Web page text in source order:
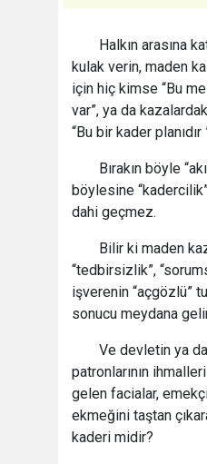
Halkın arasına
kulak verin, maden
için hiç kimse “Bu
var”, ya da
“Bu bir kader
Bırakın böyle
böylesine
dahi geçmez.
Bilir ki maden
“tedbirsizlik”,
işverenin “açgözlü”
sonucu meydana
Ve devletin ya
patronlarının
gelen facialar,
ekmeğini taştan
kaderi midir?